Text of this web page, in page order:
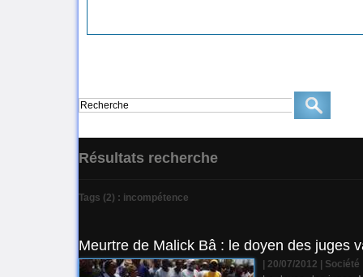
Résultats recherche
Tags (2) : incompétence
Meurtre de Malick Bâ : le doyen des juges
| 20/07/2012
Société